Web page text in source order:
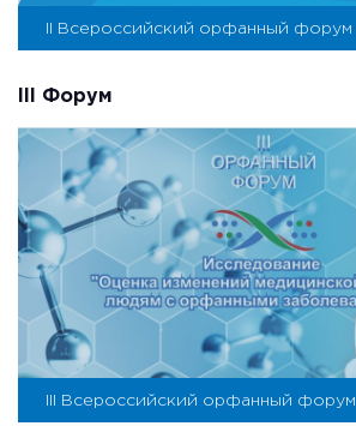
II Всероссийский орфанный форум
III Форум
III Всероссийский орфанный форум